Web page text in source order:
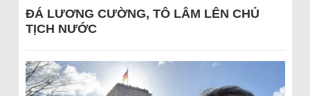
ĐÁ LƯƠNG CƯỜNG, TÔ LÂM LÊN CHỦ
TỊCH NƯỚC